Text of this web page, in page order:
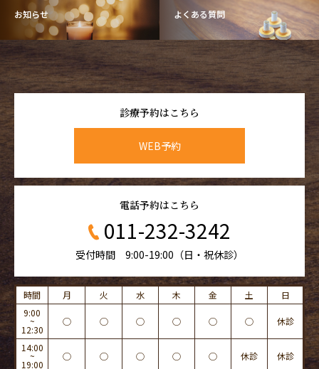
お知らせ よくある質問
診療予約はこちら
WEB予約
電話予約はこちら
011-232-3242
受付時間 9:00-19:00（日・祝休診）
時間 月 火 水 木 金 土
日
9:00
~
12:30
◯ ◯ ◯ ◯ ◯ ◯ 休診
14:00
~
19:00
◯ ◯ ◯ ◯ ◯ 休診 休診